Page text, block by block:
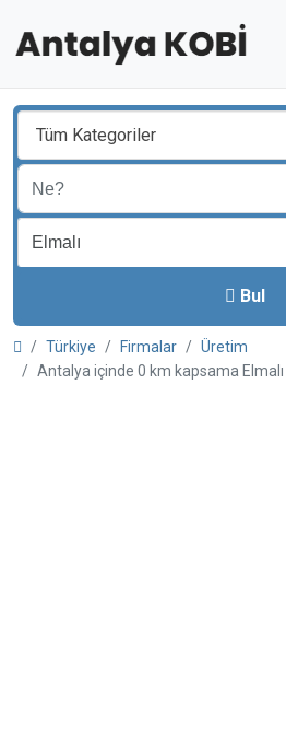
Tüm Kategoriler
Bul
Türkiye Firmalar
Üretim
Antalya içinde 0 km kapsama Elmalı